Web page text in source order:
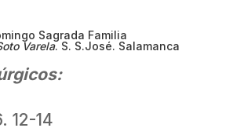
Sagrada Familia
Varela. S. S.José. Salamanca
12-14